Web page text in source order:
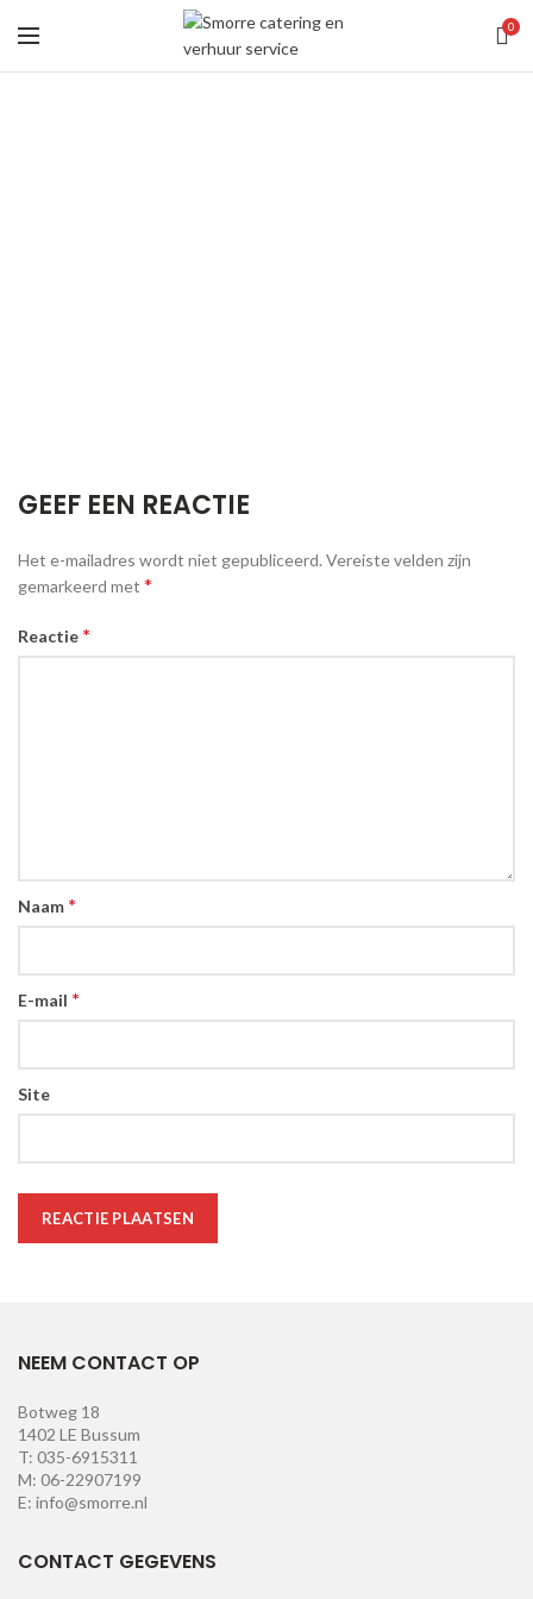
0
GEEF EEN REACTIE
Het e-mailadres wordt niet gepubliceerd. Vereiste velden zijn
gemarkeerd met *
Reactie *
Naam *
E-mail *
Site
NEEM CONTACT OP
Botweg 18
1402 LE Bussum
T: 035-6915311
M: 06-22907199
E: info@smorre.nl
CONTACT GEGEVENS